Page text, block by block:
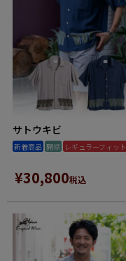
サトウキビ
新着商品 開襟 レギュラーフィット
¥30,800税込